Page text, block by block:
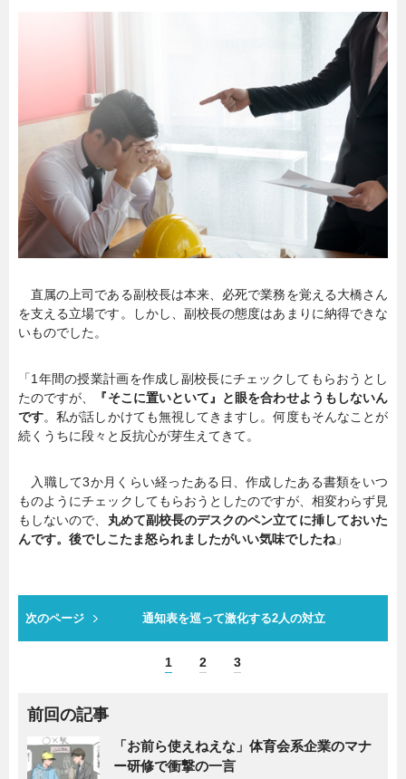
直属の上司である副校長は本来、必死で業務を覚える大橋さん
を支える立場です。しかし、副校長の態度はあまりに納得できな
いものでした。
「1年間の授業計画を作成し副校長にチェックしてもらおうとし
たのですが、
『そこに置いといて』と眼を合わせようもしないん
です。私が話しかけても無視してきますし。何度もそんなことが
続くうちに段々と反抗心が芽生えてきて。
入職して3か月くらい経ったある日、作成したある書類をいつ
ものようにチェックしてもらおうとしたのですが、相変わらず見
もしないので、 丸めて副校長のデスクのペン立てに挿しておいた
んです。後でしこたま怒られましたがいい気味でしたね」
次のページ 通知表を巡って激化する2人の対立
1 2 3
前回の記事
「お前ら使えねえな」体育会系企業のマナ
ー研修で衝撃の一言